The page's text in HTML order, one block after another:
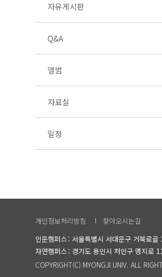
자유게시판
Q&A
앨범
자료실
일정
개인정보처리방침
찾아오시는길
인문캠퍼스 서울특별시 서대문구 거북로골
자연캠퍼스 경기도 용인시 처인구 명지로
COPYRIGHT(C) MYONGJI UNIV. ALL